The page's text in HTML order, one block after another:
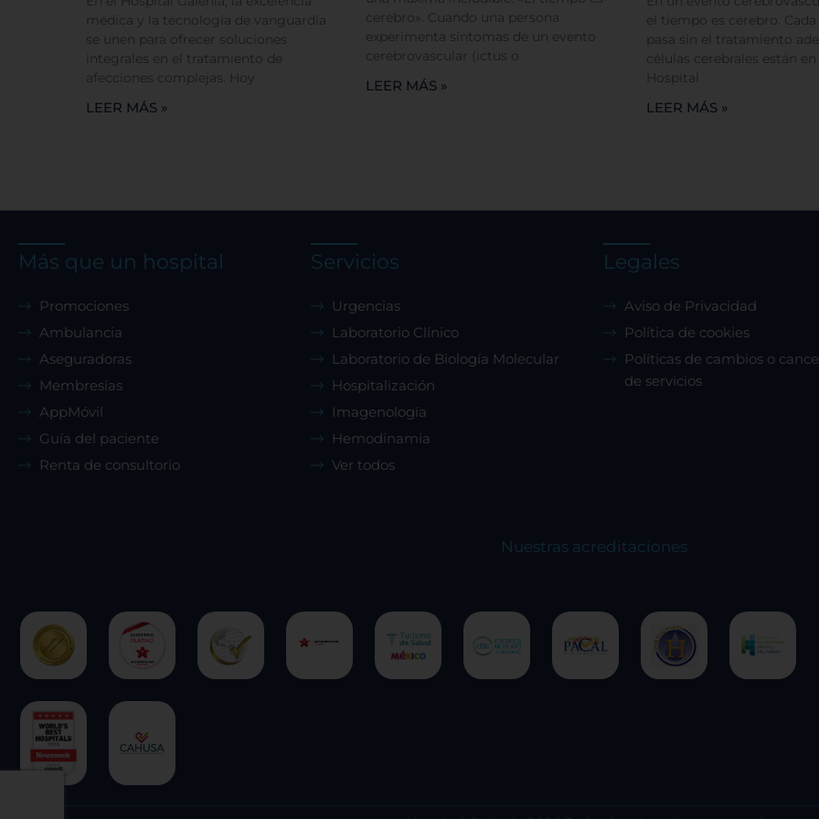
médica y la tecnología de vanguardia
se unen para ofrecer soluciones
integrales en el tratamiento de
afecciones complejas. Hoy
LEER MÁS »
cerebro». Cuando una persona
experimenta síntomas de un evento
cerebrovascular (ictus o
LEER MÁS »
el tiempo es cerebro.
pasa sin el tratamiento
células cerebrales están
Hospital
LEER MÁS »
Más que un hospital
Promociones
Ambulancia
Aseguradoras
Membresías
AppMóvil
Guía del paciente
Renta de consultorio
Servicios
Urgencias
Laboratorio Clínico
Laboratorio de Biología Molecular
Hospitalización
Imagenología
Hemodinamia
Ver todos
Legales
Aviso de Privacidad
Política de cookies
Políticas de cambios o
de servicios
Nuestras acreditaciones
Cookies dirigidas
Cookies de funcionalidad
Confirmar mis